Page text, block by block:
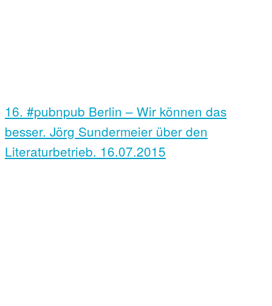
16. #pubnpub Berlin – Wir können das
besser. Jörg Sundermeier über den
Literaturbetrieb. 16.07.2015